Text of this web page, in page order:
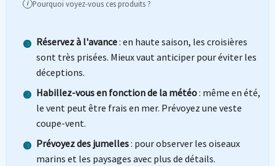
i Pourquoi voyez-vous ces produits ?
Réservez à l'avance: en haute saison, les croisières
sont très prisées. Mieux vaut anticiper pour éviter les
déceptions.
Habillez-vous en fonction de la météo: même en été,
le vent peut être frais en mer. Prévoyez une veste
coupe-vent.
Prévoyez des jumelles: pour observer les oiseaux
marins et les paysages avec plus de détails.